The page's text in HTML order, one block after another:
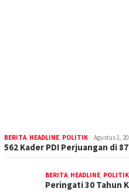
BERITA HEADLINE POLITIK Agustus 1,
562 Kader PDI Perjuangan di
BERITA HEADLINE POLITIK
Peringati 30 Tahun